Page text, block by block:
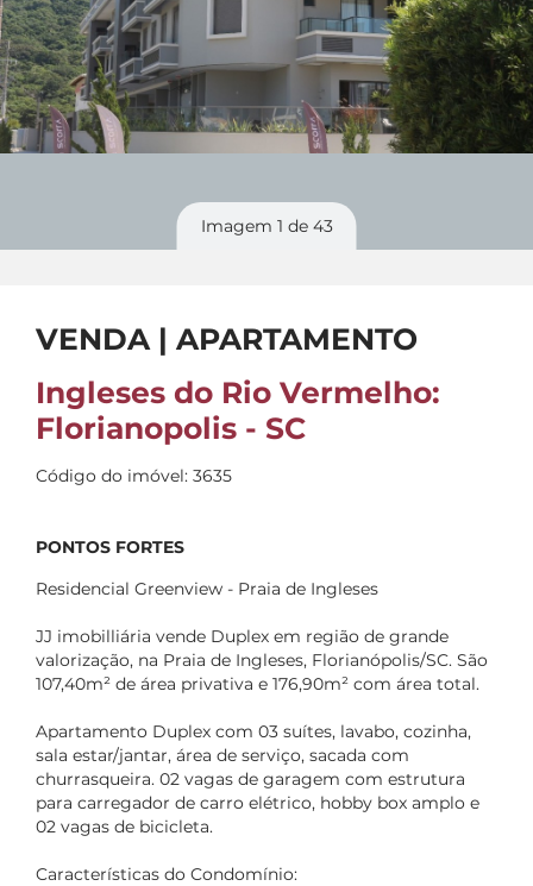
Imagem 1 de 43
VENDA | APARTAMENTO
Ingleses do Rio Vermelho:
Florianopolis - SC
Código do imóvel: 3635
PONTOS FORTES
Residencial Greenview - Praia de Ingleses
JJ imobilliária vende Duplex em região de grande
valorização, na Praia de Ingleses, Florianópolis/SC. São
107,40m² de área privativa e 176,90m² com área total.
Apartamento Duplex com 03 suítes, lavabo, cozinha,
sala estar/jantar, área de serviço, sacada com
churrasqueira. 02 vagas de garagem com estrutura
para carregador de carro elétrico, hobby box amplo e
02 vagas de bicicleta.
Características do Condomínio: